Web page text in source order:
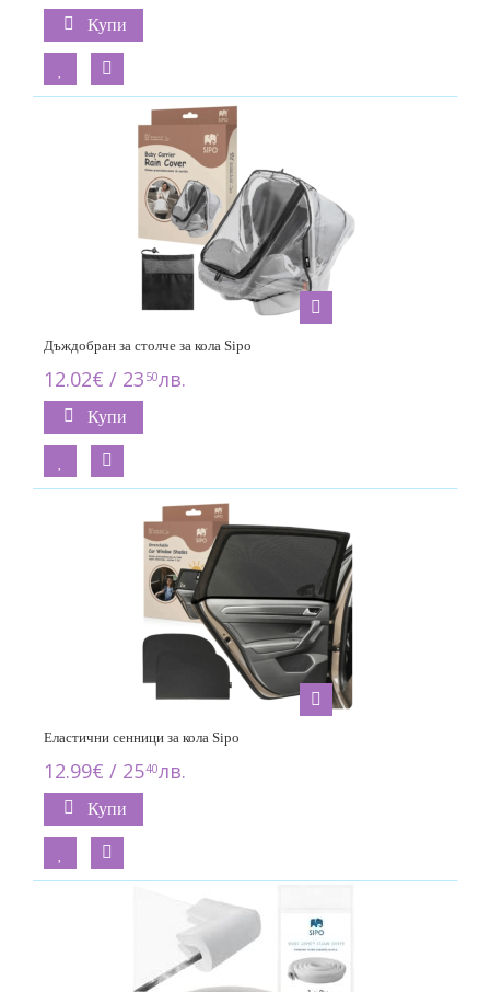
Купи
Дъждобран за столче за кола Sipo
12.02€ / 23 50лв.
Купи
Еластични сенници за кола Sipo
12.99€ / 2540лв.
Купи